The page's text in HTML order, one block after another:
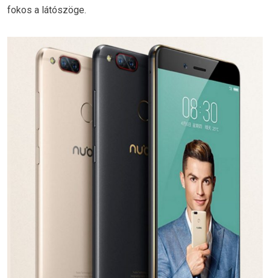
fokos a látószöge.